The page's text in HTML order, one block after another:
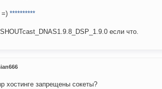
=) **********
если что.
хостинге запрещены сокеты?